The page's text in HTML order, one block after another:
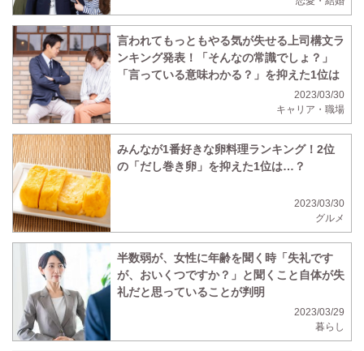
言われてもっともやる気が失せる上司構文ラ
ンキング発表！「そんなの常識でしょ？」
「言っている意味わかる？」を抑えた1位は
2023/03/30
キャリア・職場
みんなが1番好きな卵料理ランキング！2位
の「だし巻き卵」を抑えた1位は…？
2023/03/30
グルメ
半数弱が、女性に年齢を聞く時「失礼です
が、おいくつですか？」と聞くこと自体が失
礼だと思っていることが判明
2023/03/29
暮らし